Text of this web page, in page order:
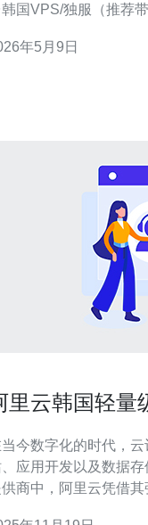
韩国VPS/独服（推荐
）、至少2GB内存（
年5月9日
里云韩国轻量
今数字化的时代，
应用开发以及数据
商中，阿里云凭借